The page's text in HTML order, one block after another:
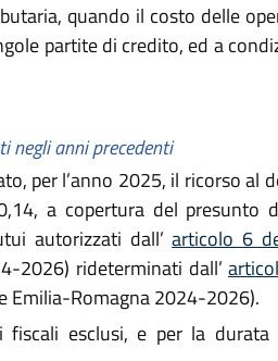
quando il costo delle
partite di credito, ed a
negli anni precedenti
per l’anno 2025, il ricorso al
a copertura del presunto
autorizzati dall’articolo 6
2026) rideterminati dall’
Emilia-Romagna 2024-2026).
esclusi, e per la durata